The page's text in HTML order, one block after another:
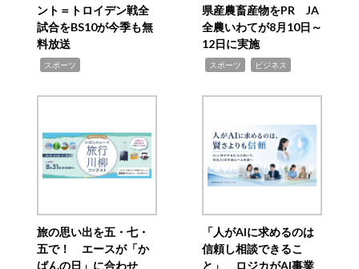
ント＝トロイデン戦全
試合をBS10が今季も無
料放送
スポーツ
県産農畜産物をPR JA
全農いわてが8月10日～
12日に実施
スポーツ ビジネス
旅の思い出を五・七・
五で！ エースが「か
ばんの日」に合わせ
「人がAIに求めるのは
信頼し相談できるこ
と」 ロジカがAI事業